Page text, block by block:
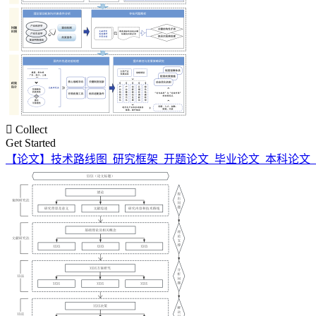
 Collect
Get Started
【论文】技术路线图_研究框架_开题论文_毕业论文_本科论文